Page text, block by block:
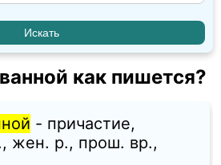
как пишется?
- причастие,
жен. p., прош. вр.,